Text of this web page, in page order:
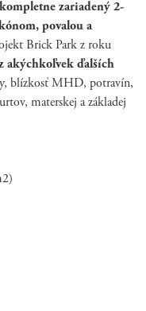
kompletne zariadený 2-
povalou a
Brick Park z roku
akýchkoľvek ďalších
blízkosť MHD, potravín,
materskej a základej